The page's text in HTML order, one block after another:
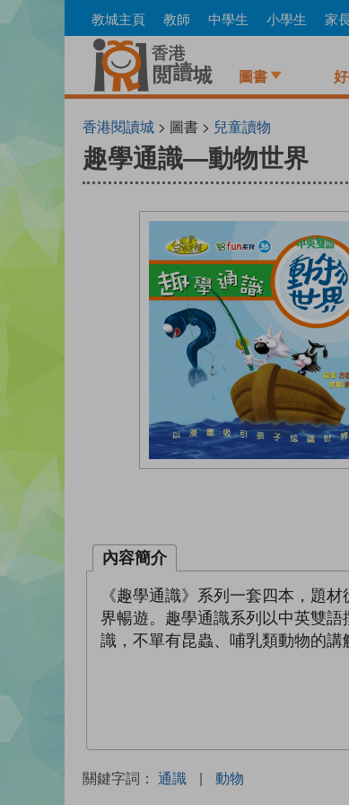
to
教城主頁 教師 中學生 小學生 家
圖書
香港閱讀城 > 圖書 > 兒童讀物
趣學通識—動物世界
內容簡介
《趣學通識》系列一套四本，題
界暢遊。趣學通識系列以中英雙
識，不單有昆蟲、哺乳類動物的講
關鍵字詞： 通識 | 動物